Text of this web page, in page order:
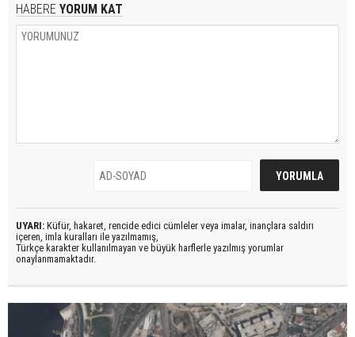
HABERE YORUM KAT
UYARI: Küfür, hakaret, rencide edici cümleler veya imalar, inançlara saldırı
içeren, imla kuralları ile yazılmamış,
Türkçe karakter kullanılmayan ve büyük harflerle yazılmış yorumlar
onaylanmamaktadır.